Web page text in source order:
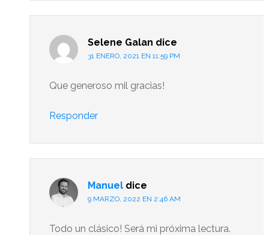
Selene Galan dice
31 ENERO, 2021 EN 11:59 PM
Que generoso mil gracias!
Responder
Manuel dice
9 MARZO, 2022 EN 2:46 AM
Todo un clásico! Será mi próxima lectura.